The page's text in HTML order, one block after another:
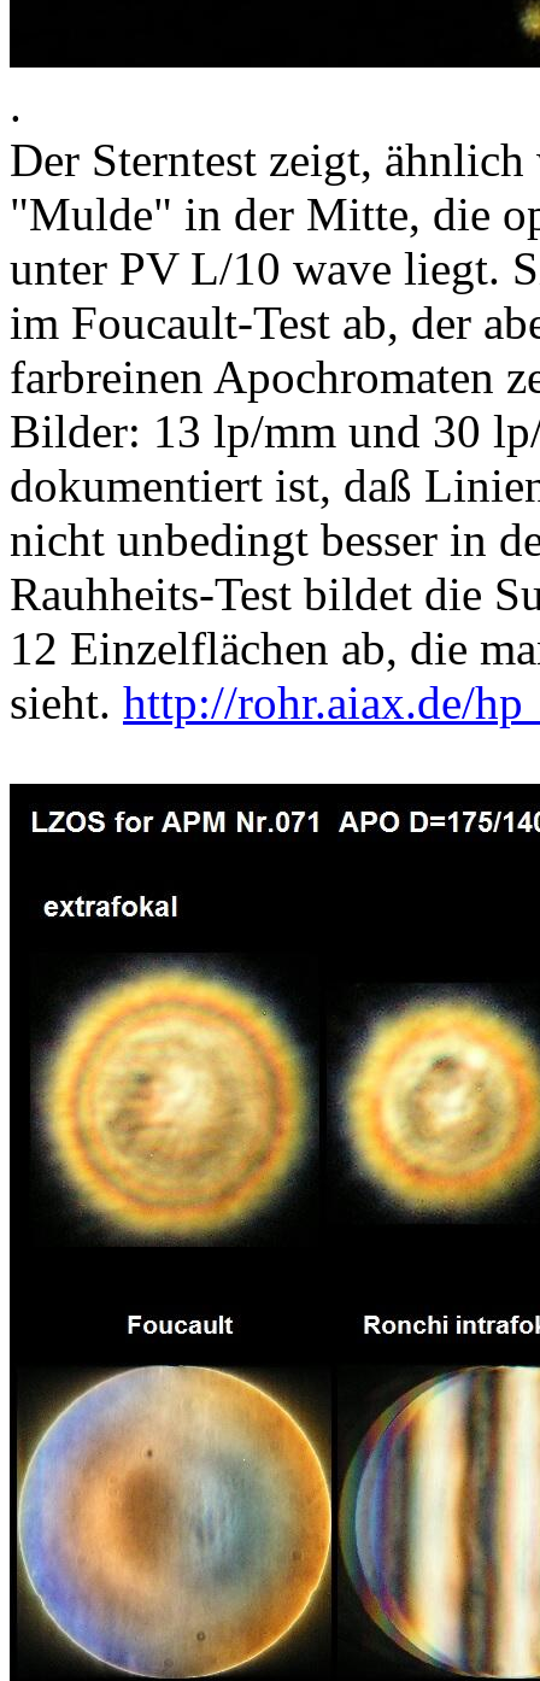
.
Der Sterntest zeigt,
"Mulde" in der Mitte, die
unter PV L/10 wave liegt.
im Foucault-Test ab, der
farbreinen Apochromaten
Bilder: 13 lp/mm und 30
dokumentiert ist, daß
nicht unbedingt besser in
Rauhheits-Test bildet die
12 Einzelflächen ab, die
sieht. http://rohr.aiax.de/